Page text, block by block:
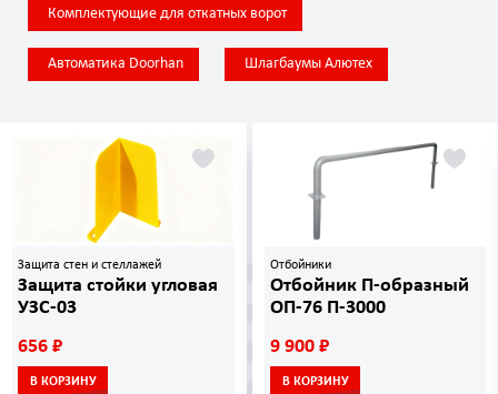
Комплектующие для откатных ворот
Автоматика Doorhan Шлагбаумы Алютех
Защита стен и стеллажей
Защита стойки угловая
УЗС-03
656 ₽
В КОРЗИНУ
Отбойники
Отбойник П-образный
ОП-76 П-3000
9 900 ₽
В КОРЗИНУ